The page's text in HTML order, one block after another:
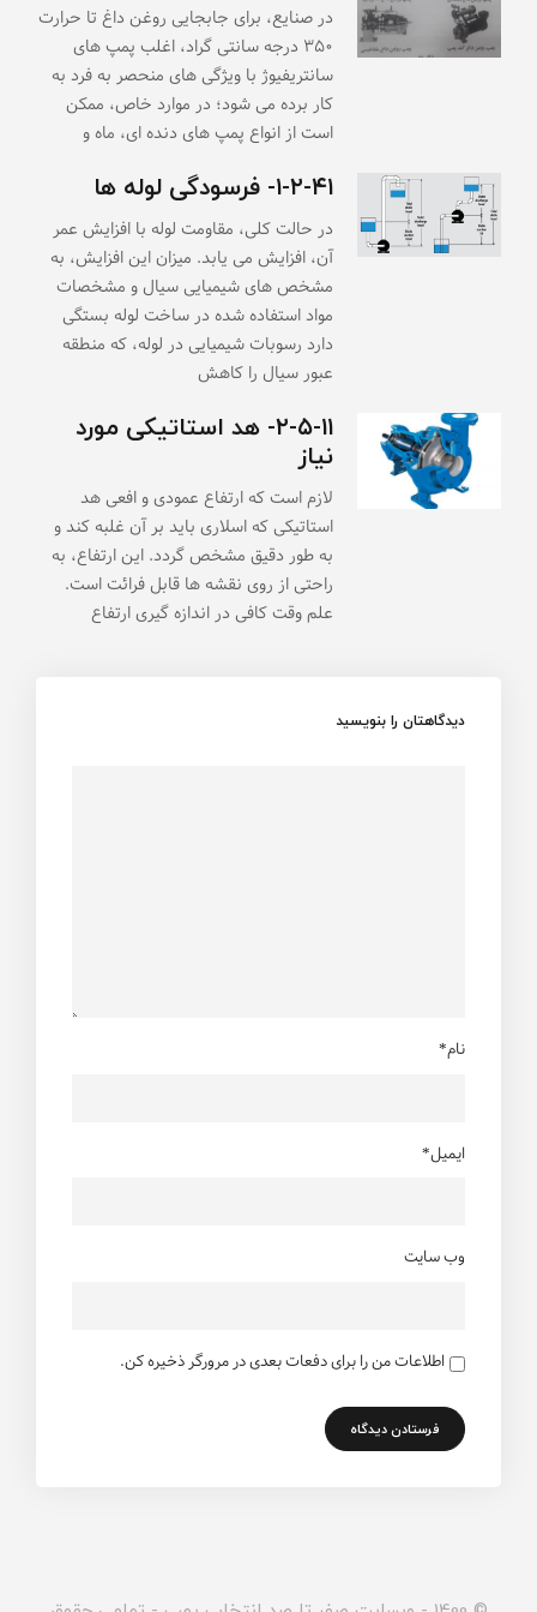
در صنایع، برای جابجایی روغن داغ تا حرارت
۳۵۰ درجه سانتی گراد، اغلب پمپ های
سانتریفیوژ با ویژگی های منحصر به فرد به
کار برده می شود؛ در موارد خاص، ممکن
است از انواع پمپ های دنده ای، ماه و
۱-۲-۴۱- فرسودگی لوله ها
در حالت کلی، مقاومت لوله با افزایش عمر
آن، افزایش می یابد. میزان این افزایش، به
مشخص های شیمیایی سیال و مشخصات
مواد استفاده شده در ساخت لوله بستگی
دارد رسوبات شیمیایی در لوله، که منطقه
عبور سیال را کاهش
۲-۵-۱۱- هد استاتیکی مورد
نیاز
لازم است که ارتفاع عمودی و افعی هد
استاتیکی که اسلاری باید بر آن غلبه کند و
به طور دقیق مشخص گردد. این ارتفاع، به
راحتی از روی نقشه ها قابل فرائت است.
علم وقت کافی در اندازه گیری ارتفاع
دیدگاهتان را بنویسید
نام*
ایمیل*
وب سایت
اطلاعات من را برای دفعات بعدی در مرورگر ذخیره کن.